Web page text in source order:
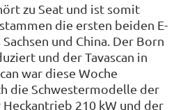
zu Seat und ist somit
die ersten beiden E-
und China. Der Born
und der Tavascan in
war diese Woche
die Schwestermodelle der
210 kW und der